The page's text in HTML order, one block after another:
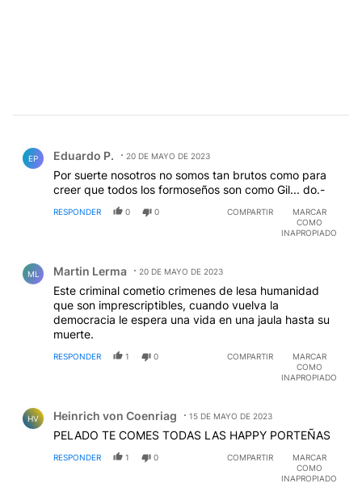
EP Eduardo P. 20 DE MAYO DE 2023
Por suerte nosotros no somos tan brutos como para
creer que todos los formoseños son como Gil... do.-
RESPONDER 0 0 COMPARTIR
MARCAR
COMO
INAPROPIADO
ML Martin Lerma 20 DE MAYO DE 2023
Este criminal cometio crimenes de lesa humanidad
que son imprescriptibles, cuando vuelva la
democracia le espera una vida en una jaula hasta su
muerte.
RESPONDER 1 0 COMPARTIR
MARCAR
COMO
INAPROPIADO
HV Heinrich von Coenriag 15 DE MAYO DE 2023
PELADO TE COMES TODAS LAS HAPPY PORTEÑAS
RESPONDER 1 0 COMPARTIR
MARCAR
COMO
INAPROPIADO